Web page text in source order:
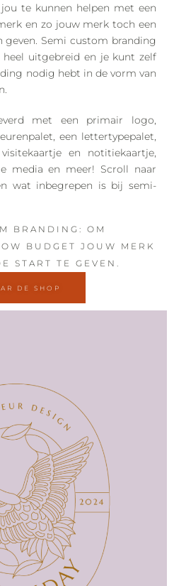
te kunnen helpen met een
en zo jouw merk toch een
Semi custom branding
uitgebreid en je kunt zelf
nodig hebt in de vorm van
met een primair logo,
een lettertypepalet,
en notitiekaartje,
media en meer! Scroll naar
wat inbegrepen is bij semi-
BRANDING: OM
BUDGET JOUW MERK
START TE GEVEN.
DE SHOP